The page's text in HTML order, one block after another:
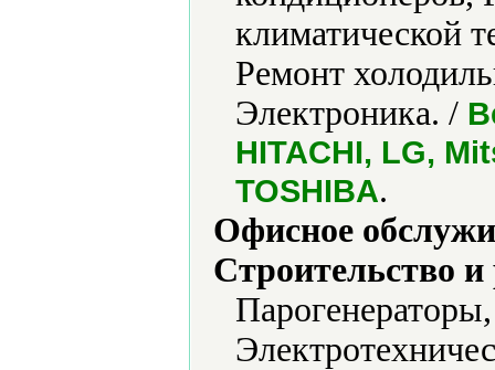
климатической
Ремонт
Электроника. /
HITACHI, LG,
TOSHIBA.
Офисное
Строительство